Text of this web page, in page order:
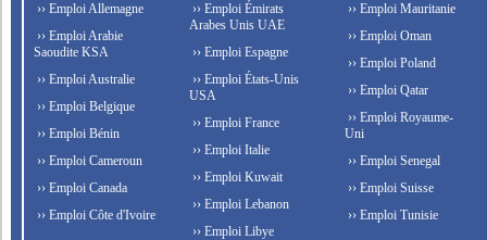
›› Emploi Allemagne
›› Emploi Arabie
Saoudite KSA
›› Emploi Australie
›› Emploi Belgique
›› Emploi Bénin
›› Emploi Cameroun
›› Emploi Canada
›› Emploi Côte d'Ivoire
›› Emploi Émirats
Arabes Unis UAE
›› Emploi Espagne
›› Emploi États-Unis
USA
›› Emploi France
›› Emploi Italie
›› Emploi Kuwait
›› Emploi Lebanon
›› Emploi Libye
›› Emploi Mauritanie
›› Emploi Oman
›› Emploi Poland
›› Emploi Qatar
›› Emploi Royaume-
Uni
›› Emploi Senegal
›› Emploi Suisse
›› Emploi Tunisie